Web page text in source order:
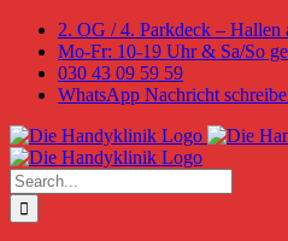
Skip
content
2. OG / 4. Parkdeck – Hallen
Mo-Fr: 10-19 Uhr & Sa/So
030 43 09 59 59
WhatsApp Nachricht
Search
for: